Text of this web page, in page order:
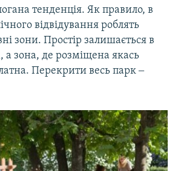
тенденція. Як правило, в
відвідування роблять
зони. Простір залишається в
а зона, де розміщена якась
Перекрити весь парк ‒